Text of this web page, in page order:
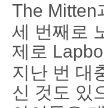
The Mitten
세 번째로
제로
지난 번 대
신 것도 있